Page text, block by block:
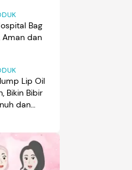
Bag
Aman dan
Lip Oil
Bikin Bibir
dan